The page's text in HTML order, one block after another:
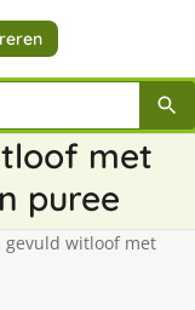
met
puree
gevuld witloof met